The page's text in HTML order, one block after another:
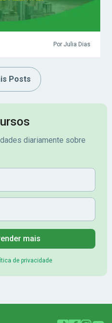
Por Julia Dias
Posts
diariamente sobre
mais
de privacidade